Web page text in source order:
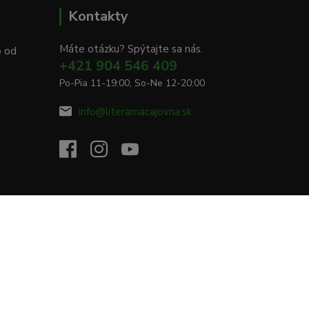
od
Kontakty
Máte otázku? Spýtajte sa nás.
+421 904 546 409
Po-Pia 11-19:00, So-Ne 12-20:00
info@literarnacajovna.sk